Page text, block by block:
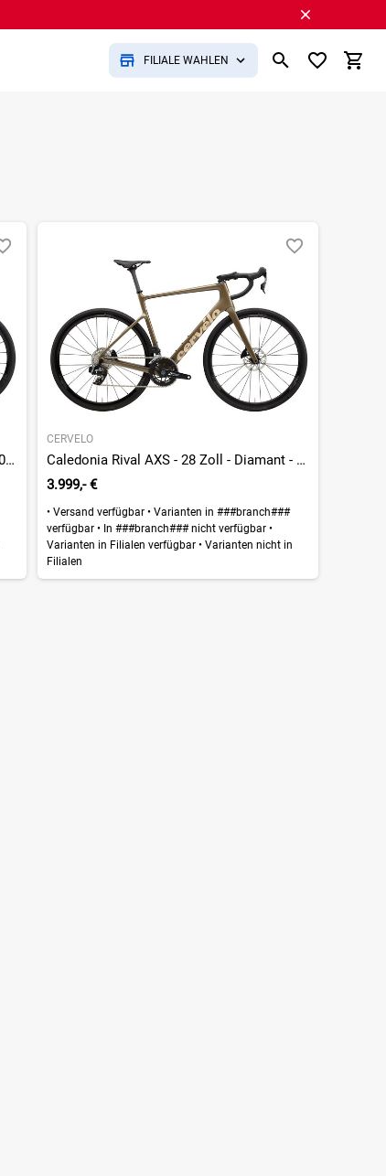
FILIALE WÄHLEN
Caledonia 105 Di2 - 28 Zoll - Diamant - 2026
CERVELO
Caledonia Rival AXS - 28 Zoll - Diamant - 2026
3.999,- €
•Versand verfügbar •Varianten in ###branch###
verfügbar •In ###branch### nicht verfügbar •
Varianten in Filialen verfügbar •Varianten nicht in
Filialen